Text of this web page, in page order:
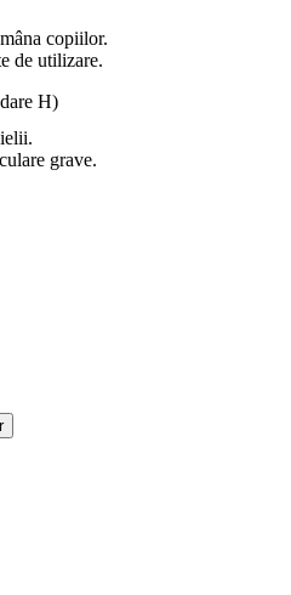
copiilor.
de utilizare.
H)
grave.